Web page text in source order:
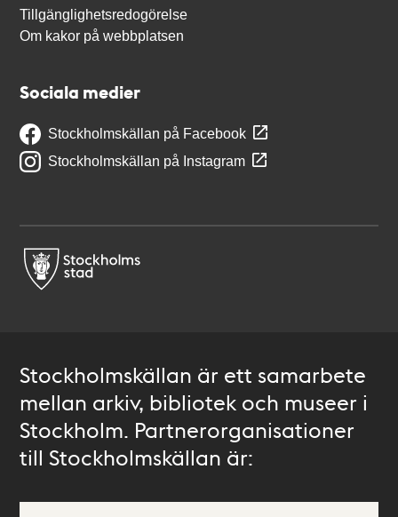
Tillgänglighetsredogörelse
Om kakor på webbplatsen
Sociala medier
Stockholmskällan på Facebook
Stockholmskällan på Instagram
Stockholmskällan är ett samarbete
mellan arkiv, bibliotek och museer i
Stockholm. Partnerorganisationer
till Stockholmskällan är: